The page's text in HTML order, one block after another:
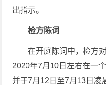
出指示。
检方陈词
在开庭陈词中，检方
2020年7月10日左右在一
并于7月12日至7月13日凌